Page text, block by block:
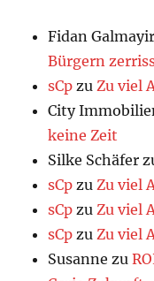
Fidan Galmayir
Bürgern
sCp zuZu viel
City
keine Zeit
Silke Schäfer
sCp zuZu viel
sCp zuZu viel
sCp zuZu viel
Susanne zu